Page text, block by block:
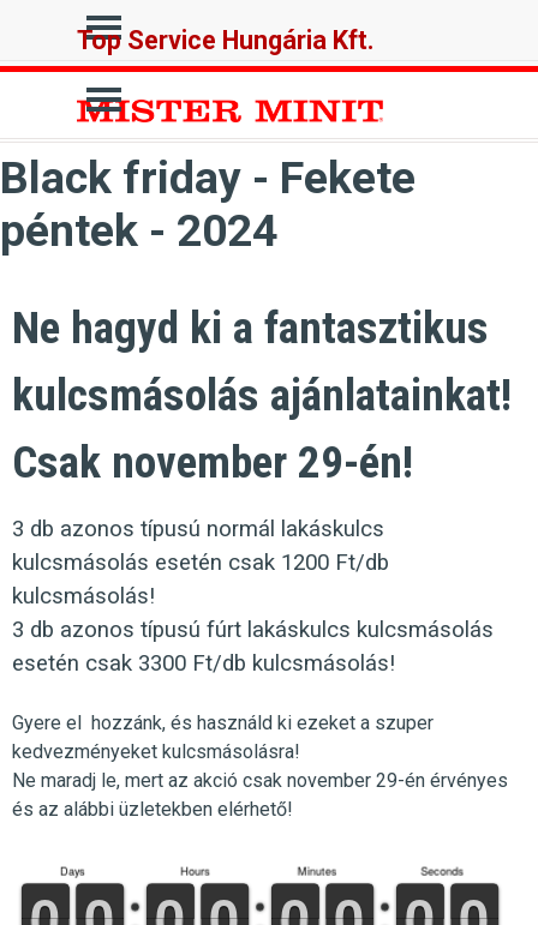
Ugrás a menüre
Top Service Hungária Kft.
Ugrás a menüre
Black friday - Fekete
péntek - 2024
Ne hagyd ki a fantasztikus
kulcsmásolás ajánlatainkat!
Csak november 29-én!
3 db azonos típusú normál lakáskulcs
kulcsmásolás esetén csak 1200 Ft/db
kulcsmásolás!
3 db azonos típusú fúrt lakáskulcs kulcsmásolás
esetén csak 3300 Ft/db kulcsmásolás!
Gyere el hozzánk, és használd ki ezeket a szuper
kedvezményeket kulcsmásolásra!
Ne maradj le, mert az akció csak november 29-én érvényes
és az alábbi üzletekben elérhető!
Days Hours Minutes Seconds